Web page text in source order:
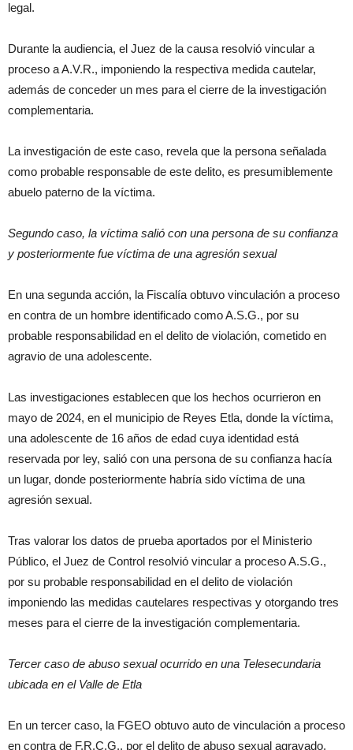
legal.
Durante la audiencia, el Juez de la causa resolvió vincular a
proceso a A.V.R., imponiendo la respectiva medida cautelar,
además de conceder un mes para el cierre de la investigación
complementaria.
La investigación de este caso, revela que la persona señalada
como probable responsable de este delito, es presumiblemente
abuelo paterno de la víctima.
Segundo caso, la víctima salió con una persona de su confianza
y posteriormente fue víctima de una agresión sexual
En una segunda acción, la Fiscalía obtuvo vinculación a proceso
en contra de un hombre identificado como A.S.G., por su
probable responsabilidad en el delito de violación, cometido en
agravio de una adolescente.
Las investigaciones establecen que los hechos ocurrieron en
mayo de 2024, en el municipio de Reyes Etla, donde la víctima,
una adolescente de 16 años de edad cuya identidad está
reservada por ley, salió con una persona de su confianza hacía
un lugar, donde posteriormente habría sido víctima de una
agresión sexual.
Tras valorar los datos de prueba aportados por el Ministerio
Público, el Juez de Control resolvió vincular a proceso A.S.G.,
por su probable responsabilidad en el delito de violación
imponiendo las medidas cautelares respectivas y otorgando tres
meses para el cierre de la investigación complementaria.
Tercer caso de abuso sexual ocurrido en una Telesecundaria
ubicada en el Valle de Etla
En un tercer caso, la FGEO obtuvo auto de vinculación a proceso
en contra de F.R.C.G., por el delito de abuso sexual agravado,